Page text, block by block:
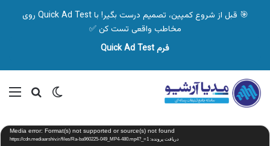
🎯 قبل از شروع کمپین، تصمیم درست بگیر! با Quick Ad Test روی
مخاطب واقعی تست کن ✅
فرم Quick Ad Test
تغییر پوسته
نمایشگر
ویدیو Media error: Format(s) not supported or source(s) not found
دریافت پرونده: https://cdn.mediaarshiv.ir/files/Ra-ba960225-049_MP4-480.mp4?_=1